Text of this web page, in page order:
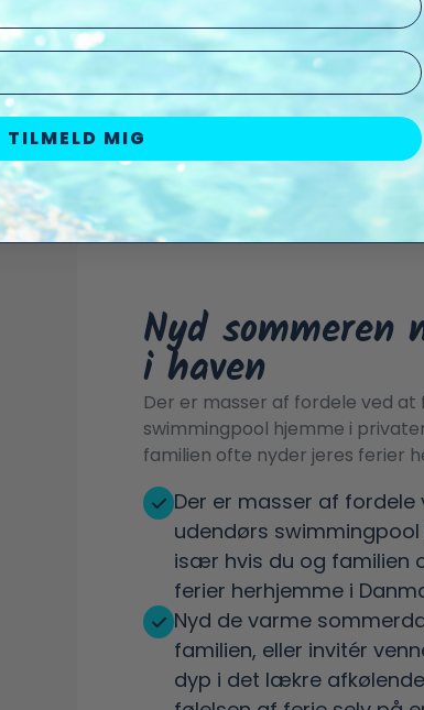
1 2 →
Nyd sommeren
i haven
Der er masser af fordele ved at
swimmingpool hjemme i
familien ofte nyder jeres ferier
Der er masser af fordele
udendørs
især hvis du og familien
ferier herhjemme i
Nyd de varme
familien, eller invitér
dyp i det lækre
TILMELD MIG